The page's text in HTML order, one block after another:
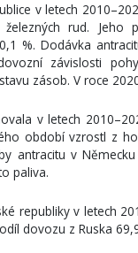
v letech
rud.
%. Dodávka
závislosti
zásob. V roce
v letech
období vzrostl z
antracitu v
paliva.
republiky v letech
dovozu z Ruska